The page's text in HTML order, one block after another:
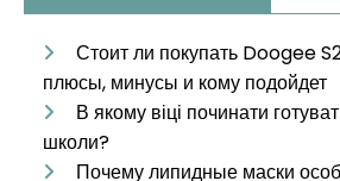
Стоит ли покупать Doogee
плюсы, минусы и кому подойдет
В якому віці починати
школи?
Почему липидные маски